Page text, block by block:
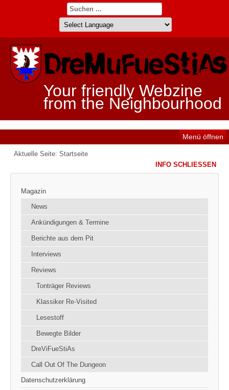
Your friendly Webzine
from the Neighbourhood
Menü öffnen
Aktuelle Seite: Startseite
Magazin
News
Ankündigungen & Termine
Berichte aus dem Pit
Interviews
Reviews
Tonträger Reviews
Klassiker Re-Visited
Lesestoff
Bewegte Bilder
DreViFueStiAs
Call Out Of The Dungeon
Datenschutzerklärung
INFO SCHLIESSEN